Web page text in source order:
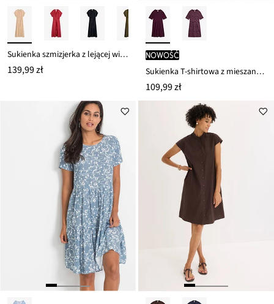
Sukienka szmizjerka z lejącej wiskozy
139,99 zł
nowość
Sukienka T-shirtowa z mieszanki bawełny i elastanu
109,99 zł